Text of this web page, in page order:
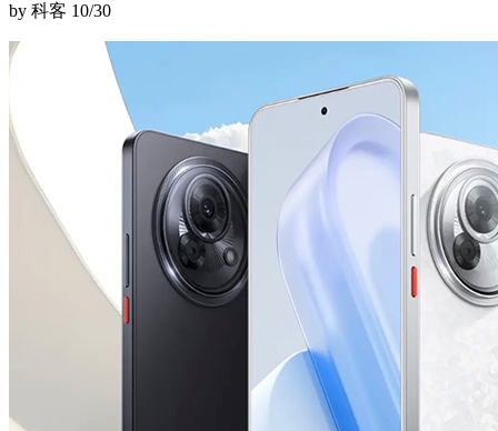
by 科客 10/30